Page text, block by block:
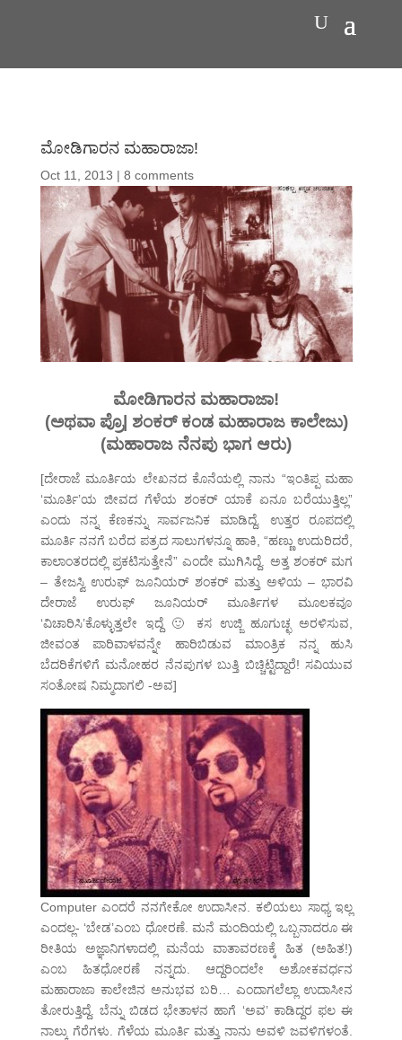
ಮೋಡಿಗಾರನ ಮಹಾರಾಜಾ!
Oct 11, 2013 | 8 comments
ಮೋಡಿಗಾರನ ಮಹಾರಾಜಾ!
(ಅಥವಾ ಪ್ರೊ| ಶಂಕರ್ ಕಂಡ ಮಹಾರಾಜ ಕಾಲೇಜು)
(ಮಹಾರಾಜ ನೆನಪು ಭಾಗ ಆರು)
[ದೇರಾಜೆ ಮೂರ್ತಿಯ ಲೇಖನದ ಕೊನೆಯಲ್ಲಿ ನಾನು “ಇಂತಿಪ್ಪ ಮಹಾ
‘ಮೂರ್ತಿ’ಯ ಜೀವದ ಗೆಳೆಯ ಶಂಕರ್ ಯಾಕೆ ಏನೂ ಬರೆಯುತ್ತಿಲ್ಲ”
ಎಂದು ನನ್ನ ಕೆಣಕನ್ನು ಸಾರ್ವಜನಿಕ ಮಾಡಿದ್ದೆ. ಉತ್ತರ ರೂಪದಲ್ಲಿ
ಮೂರ್ತಿ ನನಗೆ ಬರೆದ ಪತ್ರದ ಸಾಲುಗಳನ್ನೂ ಹಾಕಿ, “ಹಣ್ಣು ಉದುರಿದರೆ,
ಕಾಲಾಂತರದಲ್ಲಿ ಪ್ರಕಟಿಸುತ್ತೇನೆ” ಎಂದೇ ಮುಗಿಸಿದ್ದೆ. ಅತ್ತ ಶಂಕರ್ ಮಗ
– ತೇಜಸ್ವಿ ಉರುಫ್ ಜೂನಿಯರ್ ಶಂಕರ್ ಮತ್ತು ಅಳಿಯ – ಭಾರವಿ
ದೇರಾಜೆ ಉರುಫ್ ಜೂನಿಯರ್ ಮೂರ್ತಿಗಳ ಮೂಲಕವೂ
‘ವಿಚಾರಿಸಿ’ಕೊಳ್ಳುತ್ತಲೇ ಇದ್ದೆ 🙂 ಕಸ ಉಜ್ಜಿ ಹೂಗುಚ್ಛ ಅರಳಿಸುವ,
ಜೀವಂತ ಪಾರಿವಾಳವನ್ನೇ ಹಾರಿಬಿಡುವ ಮಾಂತ್ರಿಕ ನನ್ನ ಹುಸಿ
ಬೆದರಿಕೆಗಳಿಗೆ ಮನೋಹರ ನೆನಪುಗಳ ಬುತ್ತಿ ಬಿಚ್ಚಿಟ್ಟಿದ್ದಾರೆ! ಸವಿಯುವ
ಸಂತೋಷ ನಿಮ್ಮದಾಗಲಿ -ಅವ]
Computer ಎಂದರೆ ನನಗೇಕೋ ಉದಾಸೀನ. ಕಲಿಯಲು ಸಾಧ್ಯ ಇಲ್ಲ
ಎಂದಲ್ಲ- ‘ಬೇಡ’ಎಂಬ ಧೋರಣೆ. ಮನೆ ಮಂದಿಯಲ್ಲಿ ಒಬ್ಬನಾದರೂ ಈ
ರೀತಿಯ ಅಜ್ಞಾನಿಗಳಾದಲ್ಲಿ ಮನೆಯ ವಾತಾವರಣಕ್ಕೆ ಹಿತ (ಅಹಿತ!)
ಎಂಬ ಹಿತಧೋರಣೆ ನನ್ನದು. ಆದ್ದರಿಂದಲೇ ಅಶೋಕವರ್ಧನ
ಮಹಾರಾಜಾ ಕಾಲೇಜಿನ ಅನುಭವ ಬರಿ… ಎಂದಾಗಲೆಲ್ಲಾ ಉದಾಸೀನ
ತೋರುತ್ತಿದ್ದೆ. ಬೆನ್ನು ಬಿಡದ ಭೇತಾಳನ ಹಾಗೆ ‘ಅವ’ ಕಾಡಿದ್ದರ ಫಲ ಈ
ನಾಲ್ಕು ಗೆರೆಗಳು. ಗೆಳೆಯ ಮೂರ್ತಿ ಮತ್ತು ನಾನು ಅವಳಿ ಜವಳಿಗಳಂತೆ.